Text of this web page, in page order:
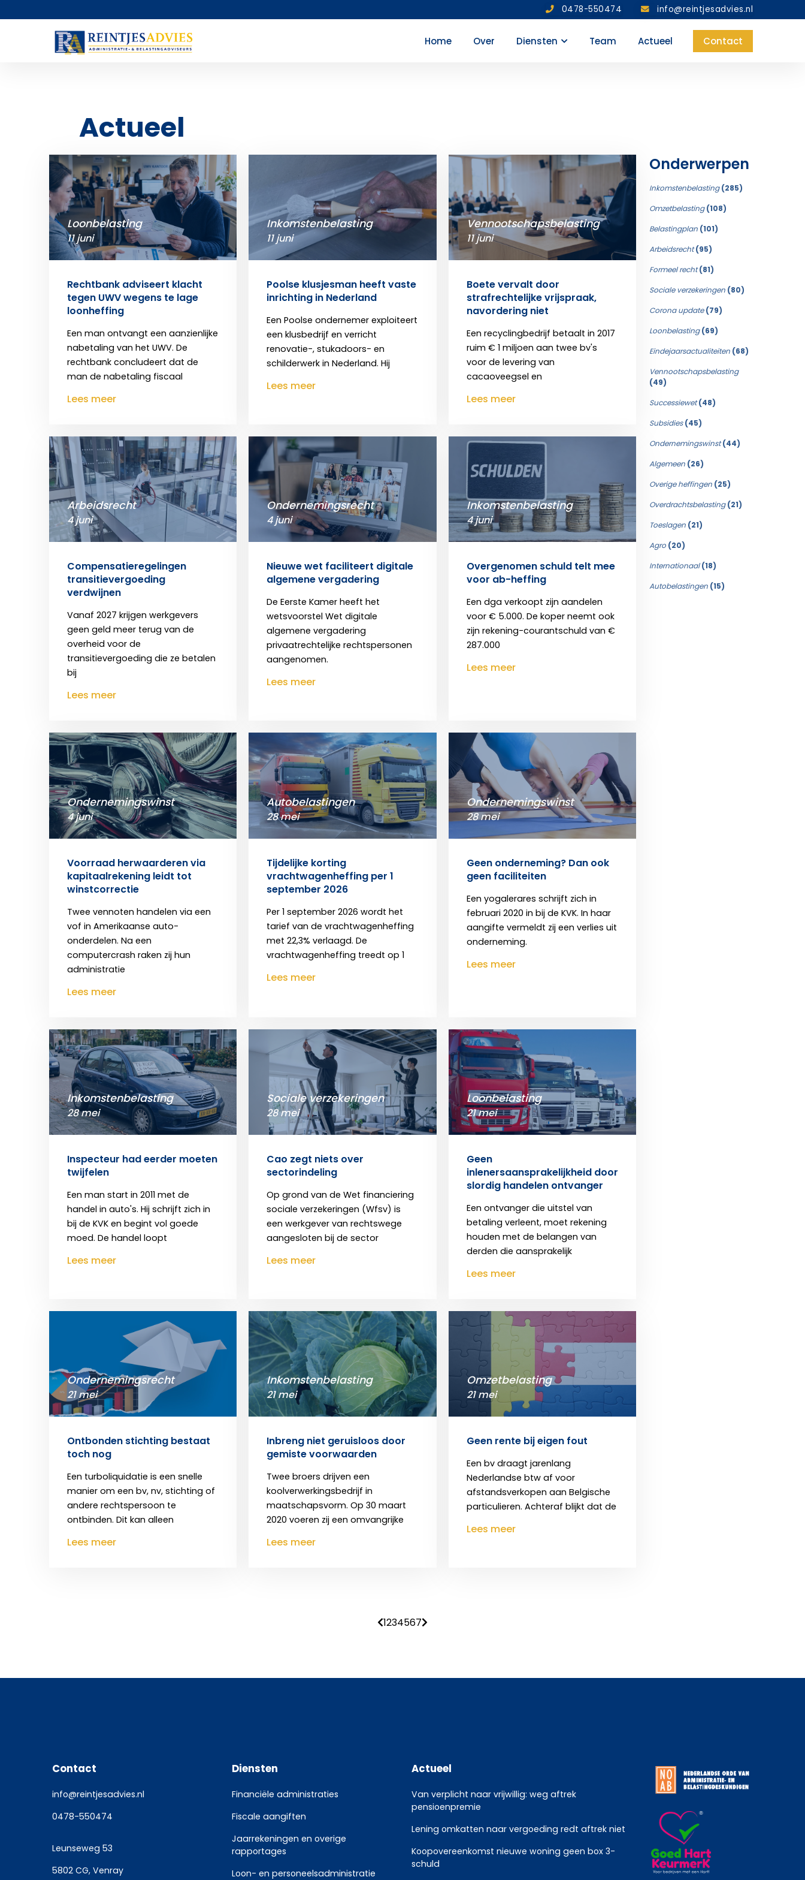
0478-550474 info@reintjesadvies.nl
Home Over Diensten Team Actueel Contact
Actueel
Loonbelasting
11 juni
Rechtbank adviseert klacht
tegen UWV wegens te lage
loonheffing
Een man ontvangt een aanzienlijke
nabetaling van het UWV. De
rechtbank concludeert dat de
man de nabetaling fiscaal
Lees meer
Inkomstenbelasting
11 juni
Poolse klusjesman heeft vaste
inrichting in Nederland
Een Poolse ondernemer exploiteert
een klusbedrijf en verricht
renovatie-, stukadoors- en
schilderwerk in Nederland. Hij
Lees meer
Vennootschapsbelasting
11 juni
Boete vervalt door
strafrechtelijke vrijspraak,
navordering niet
Een recyclingbedrijf betaalt in 2017
ruim € 1 miljoen aan twee bv's
voor de levering van
cacaoveegsel en
Lees meer
Arbeidsrecht
4 juni
Compensatieregelingen
transitievergoeding
verdwijnen
Vanaf 2027 krijgen werkgevers
geen geld meer terug van de
overheid voor de
transitievergoeding die ze betalen
bij
Lees meer
Ondernemingsrecht
4 juni
Nieuwe wet faciliteert digitale
algemene vergadering
De Eerste Kamer heeft het
wetsvoorstel Wet digitale
algemene vergadering
privaatrechtelijke rechtspersonen
aangenomen.
Lees meer
Inkomstenbelasting
4 juni
Overgenomen schuld telt mee
voor ab-heffing
Een dga verkoopt zijn aandelen
voor € 5.000. De koper neemt ook
zijn rekening-courantschuld van €
287.000
Lees meer
Ondernemingswinst
4 juni
Voorraad herwaarderen via
kapitaalrekening leidt tot
winstcorrectie
Twee vennoten handelen via een
vof in Amerikaanse auto-
onderdelen. Na een
computercrash raken zij hun
administratie
Lees meer
Autobelastingen
28 mei
Tijdelijke korting
vrachtwagenheffing per 1
september 2026
Per 1 september 2026 wordt het
tarief van de vrachtwagenheffing
met 22,3% verlaagd. De
vrachtwagenheffing treedt op 1
Lees meer
Ondernemingswinst
28 mei
Geen onderneming? Dan ook
geen faciliteiten
Een yogalerares schrijft zich in
februari 2020 in bij de KVK. In haar
aangifte vermeldt zij een verlies uit
onderneming.
Lees meer
Inkomstenbelasting
28 mei
Inspecteur had eerder moeten
twijfelen
Een man start in 2011 met de
handel in auto's. Hij schrijft zich in
bij de KVK en begint vol goede
moed. De handel loopt
Lees meer
Sociale verzekeringen
28 mei
Cao zegt niets over
sectorindeling
Op grond van de Wet financiering
sociale verzekeringen (Wfsv) is
een werkgever van rechtswege
aangesloten bij de sector
Lees meer
Loonbelasting
21 mei
Geen
inlenersaansprakelijkheid door
slordig handelen ontvanger
Een ontvanger die uitstel van
betaling verleent, moet rekening
houden met de belangen van
derden die aansprakelijk
Lees meer
Ondernemingsrecht
21 mei
Ontbonden stichting bestaat
toch nog
Een turboliquidatie is een snelle
manier om een bv, nv, stichting of
andere rechtspersoon te
ontbinden. Dit kan alleen
Lees meer
Inkomstenbelasting
21 mei
Inbreng niet geruisloos door
gemiste voorwaarden
Twee broers drijven een
koolverwerkingsbedrijf in
maatschapsvorm. Op 30 maart
2020 voeren zij een omvangrijke
Lees meer
Omzetbelasting
21 mei
Geen rente bij eigen fout
Een bv draagt jarenlang
Nederlandse btw af voor
afstandsverkopen aan Belgische
particulieren. Achteraf blijkt dat de
Lees meer
1234567
Onderwerpen
Inkomstenbelasting(285)
Omzetbelasting(108)
Belastingplan (101)
Arbeidsrecht(95)
Formeel recht(81)
Sociale verzekeringen (80)
Corona update(79)
Loonbelasting(69)
Eindejaarsactualiteiten (68)
Vennootschapsbelasting
(49)
Successiewet(48)
Subsidies(45)
Ondernemingswinst(44)
Algemeen (26)
Overige heffingen (25)
Overdrachtsbelasting(21)
Toeslagen (21)
Agro (20)
Internationaal(18)
Autobelastingen (15)
Contact
info@reintjesadvies.nl
0478-550474
Leunseweg 53
5802 CG, Venray
Diensten
Financiële administraties
Fiscale aangiften
Jaarrekeningen en overige
rapportages
Loon- en personeelsadministratie
Actueel
Van verplicht naar vrijwillig: weg aftrek
pensioenpremie
Lening omkatten naar vergoeding redt aftrek niet
Koopovereenkomst nieuwe woning geen box 3-
schuld